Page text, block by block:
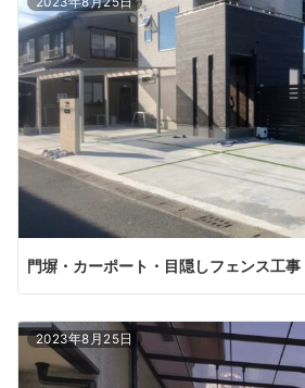
門塀・カーポート・目隠しフェンス工事
2023年8月25日